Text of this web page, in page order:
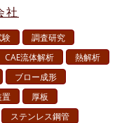
社
験
調査研究
CAE流体解析
熱解析
ブロー成形
置
厚板
ステンレス鋼管